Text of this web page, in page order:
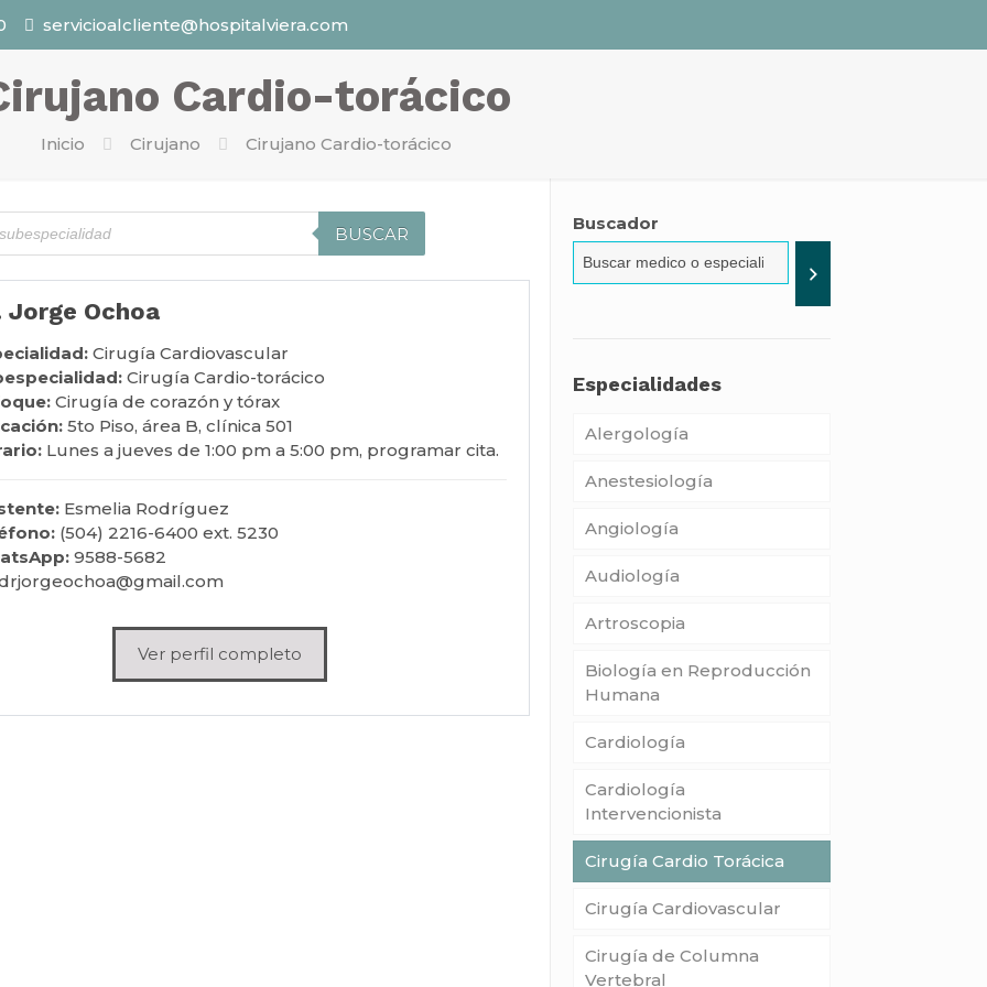
servicioalcliente@hospitalviera.com
Cardio-torácico
Inicio Cirujano Cirujano Cardio-torácico
BUSCAR
Jorge Ochoa
Cirugía Cardiovascular
Cirugía Cardio-torácico
Cirugía de corazón y tórax
5to Piso, área B, clínica 501
Lunes a jueves de 1:00 pm a 5:00 pm, programar cita.
Esmelia Rodríguez
(504) 2216-6400 ext. 5230
9588-5682
Ver perfil completo
Buscador
Especialidades
Alergología
Anestesiología
Angiología
Audiología
Artroscopia
Biología en Reproducción
Humana
Cardiología
Cardiología
Intervencionista
Cirugía Cardio Torácica
Cirugía Cardiovascular
Cirugía de Columna
Vertebral